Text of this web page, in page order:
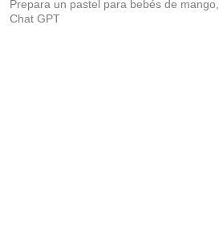
Prepara un pastel para bebés de
Chat GPT